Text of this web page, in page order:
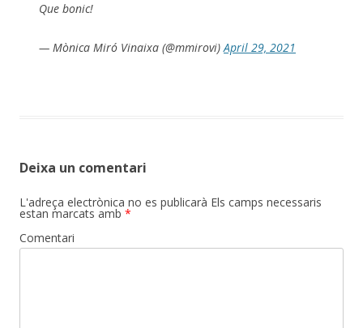
Que bonic!
— Mònica Miró Vinaixa (@mmirovi)April 29, 2021
Deixa un comentari
L'adreça electrònica no es publicarà Els camps necessaris
estan marcats amb *
Comentari